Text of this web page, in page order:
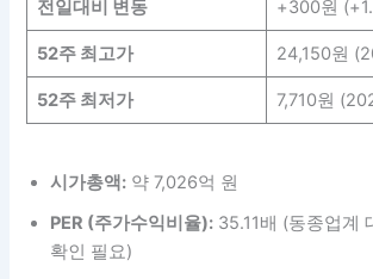
전일대비 변동 +300원
52주 최고가 24,150원
52주 최저가 7,710원
시가총액: 약 7,026억 원
PER (주가수익비율): 35.11배 (동종업계
확인 필요)